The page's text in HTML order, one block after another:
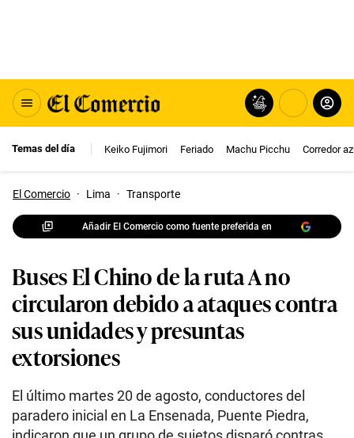
Temas del día Keiko Fujimori Feriado Machu Picchu Corredor
El Comercio · Lima · Transporte
Añadir El Comercio como fuente preferida en
Buses El Chino de la ruta A no
circularon debido a ataques contra
sus unidades y presuntas
extorsiones
El último martes 20 de agosto, conductores del
paradero inicial en La Ensenada, Puente Piedra,